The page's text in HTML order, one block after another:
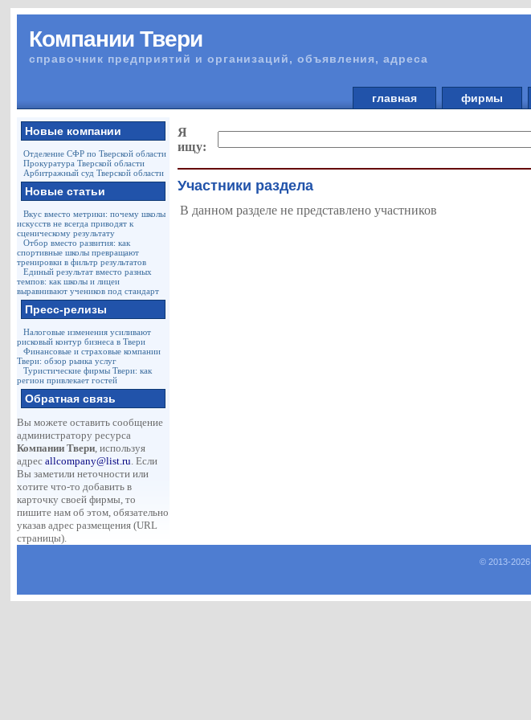
Компании Твери
справочник предприятий и организаций, объявления, адреса
главная фирмы
Новые компании
Отделение СФР по Тверской области
Прокуратура Тверской области
Арбитражный суд Тверской области
Новые статьи
Вкус вместо метрики: почему школы
искусств не всегда приводят к
сценическому результату
Отбор вместо развития: как
спортивные школы превращают
тренировки в фильтр результатов
Единый результат вместо разных
темпов: как школы и лицеи
выравнивают учеников под стандарт
Пресс-релизы
Налоговые изменения усиливают
рисковый контур бизнеса в Твери
Финансовые и страховые компании
Твери: обзор рынка услуг
Туристические фирмы Твери: как
регион привлекает гостей
Обратная связь
Вы можете оставить сообщение
администратору ресурса
Компании Твери, используя
адресallcompany@list.ru. Если
Вы заметили неточности или
хотите что-то добавить в
карточку своей фирмы, то
пишите нам об этом, обязательно
указав адрес размещения (URL
страницы).
Я
ищу:
Участники раздела
В данном разделе не представлено участников
© 2013-2026